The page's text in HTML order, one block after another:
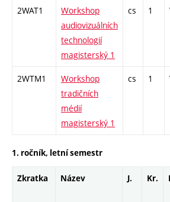
2WAT1
Workshop
audiovizuálních
technologií
magisterský 1
cs 1
2WTM1
Workshop
tradičních
médií
magisterský 1
cs 1
1. ročník, letní semestr
Zkratka Název J. Kr.